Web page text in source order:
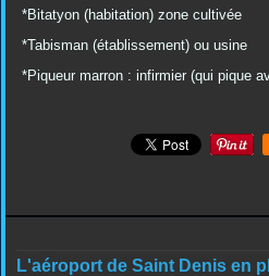
*Bitatyon (habitation) zone cultivée
*Tabisman (établissement) ou usine
*Piqueur marron : infirmier (qui pique
L'aéroport de Saint Denis en